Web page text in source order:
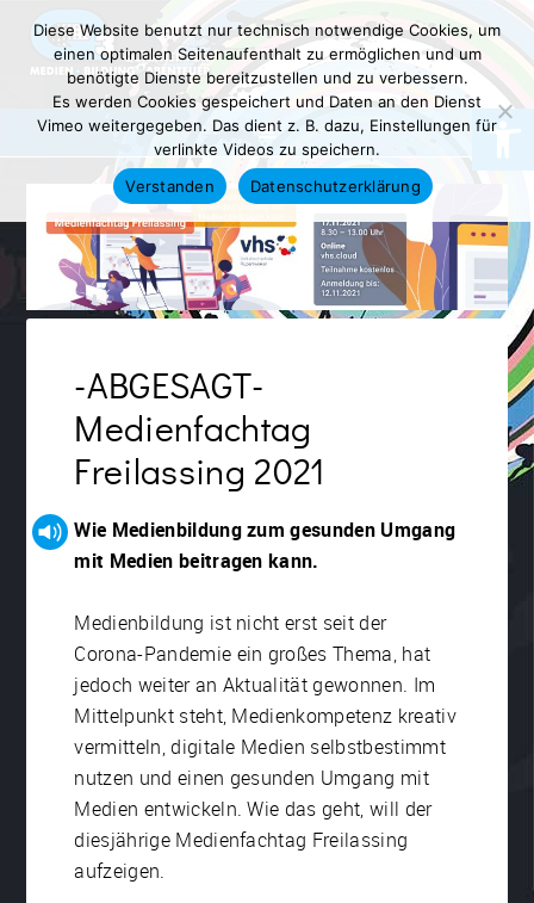
-ABGESAGT-
Medienfachtag
Freilassing 2021
Wie Medienbildung zum gesunden Umgang
mit Medien beitragen kann.
Medienbildung ist nicht erst seit der
Corona-Pandemie ein großes Thema, hat
jedoch weiter an Aktualität gewonnen. Im
Mittelpunkt steht, Medienkompetenz kreativ
vermitteln, digitale Medien selbstbestimmt
nutzen und einen gesunden Umgang mit
Medien entwickeln. Wie das geht, will der
diesjährige Medienfachtag Freilassing
aufzeigen.
Diese Website benutzt nur technisch notwendige Cookies, um
einen optimalen Seitenaufenthalt zu ermöglichen und um
benötigte Dienste bereitzustellen und zu verbessern.
Es werden Cookies gespeichert und Daten an den Dienst
Vimeo weitergegeben. Das dient z. B. dazu, Einstellungen für
verlinkte Videos zu speichern.
Verstanden
Datenschutzerklärung